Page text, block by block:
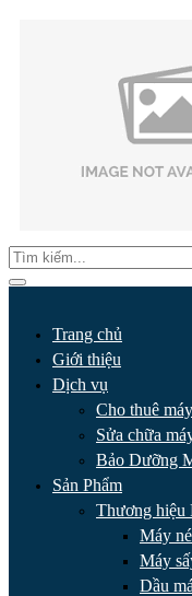
Trang chủ
Giới thiệu
Dịch vụ
Cho thuê
Sửa chữa
Bảo Dưỡng
Sản Phẩm
Thương hiệu
Máy
Máy
Dầu